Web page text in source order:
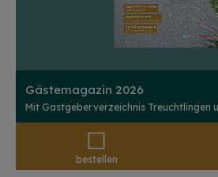
Gästemagazin 2026
Mit Gastgeberverzeichnis Treuchtlingen
bestellen